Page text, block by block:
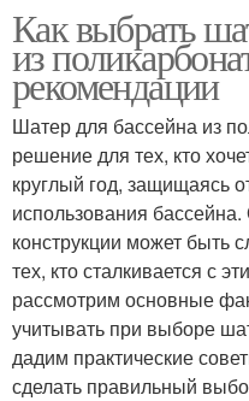
Советы при работе
Как выбрать
из
рекомендации
Шатер для бассейна из
решение для тех, кто
круглый год, защищаясь
использования
конструкции может быть
тех, кто сталкивается с
рассмотрим основные
учитывать при выборе
дадим практические
сделать правильный